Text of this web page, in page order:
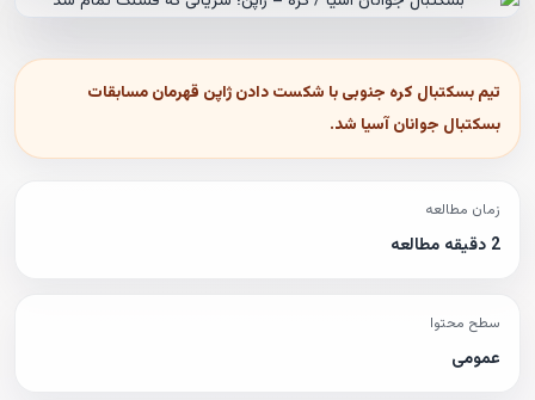
تیم بسکتبال کره جنوبی با شکست دادن ژاپن قهرمان مسابقات
بسکتبال جوانان آسیا شد.
زمان مطالعه
2 دقیقه مطالعه
سطح محتوا
عمومی